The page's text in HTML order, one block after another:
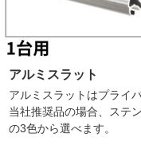
アルミスラット
アルミスラットはプライ
当社推奨品の場合、ステ
の3色から選べます。